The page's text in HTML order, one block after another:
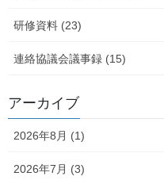
研修資料 (23)
連絡協議会議事録 (15)
アーカイブ
2026年8月 (1)
2026年7月 (3)